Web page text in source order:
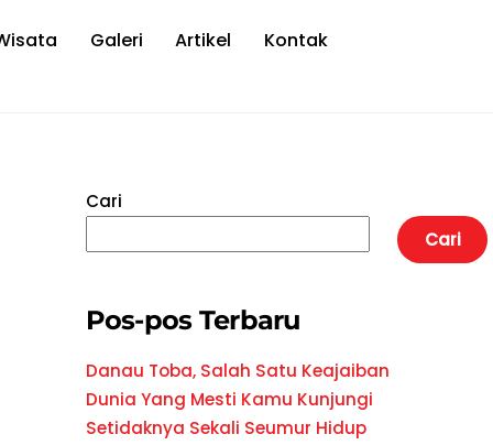
Galeri Artikel Kontak
Cari
Cari
Pos-pos Terbaru
Danau Toba, Salah Satu Keajaiban
Dunia Yang Mesti Kamu Kunjungi
Setidaknya Sekali Seumur Hidup